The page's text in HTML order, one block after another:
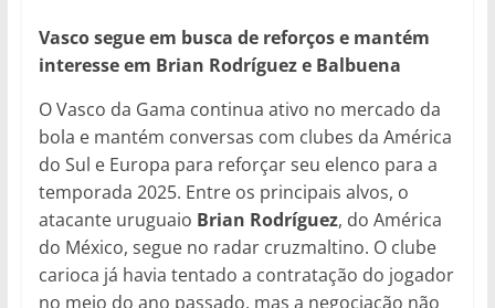
Vasco segue em busca de reforços e mantém
interesse em Brian Rodríguez e Balbuena
O Vasco da Gama continua ativo no mercado da
bola e mantém conversas com clubes da América
do Sul e Europa para reforçar seu elenco para a
temporada 2025. Entre os principais alvos, o
atacante uruguaio Brian Rodríguez, do América
do México, segue no radar cruzmaltino. O clube
carioca já havia tentado a contratação do jogador
no meio do ano passado, mas a negociação não